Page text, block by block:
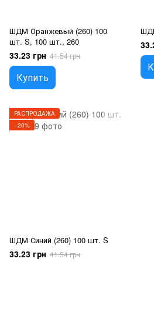
ШДМ Оранжевый (260) 100
шт. S, 100 шт., 260
33.23 грн 41.54 грн
Купить
РАСПРОДАЖА
−20%
ШДМ Синий (260) 100 шт. S
33.23 грн 41.54 грн